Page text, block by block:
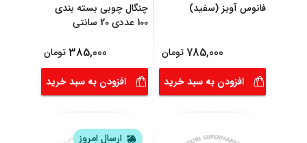
فانوس آویز (سفید)
785,000 تومان
افزودن به سبد خرید
چنگال چوبی بسته بندی
100 عددی 20 سانتی
385,000تومان
افزودن به سبد خرید
ارسال امروز